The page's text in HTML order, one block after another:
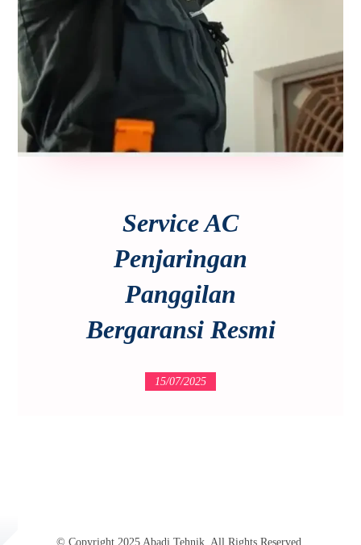
Service AC
Penjaringan
Panggilan
Bergaransi Resmi
15/07/2025
© Copyright 2025 Abadi Tehnik. All Rights Reserved.